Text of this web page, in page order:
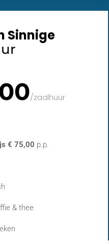
Sinnige
/zaalhuur
€ 75,00 p.p.
& thee